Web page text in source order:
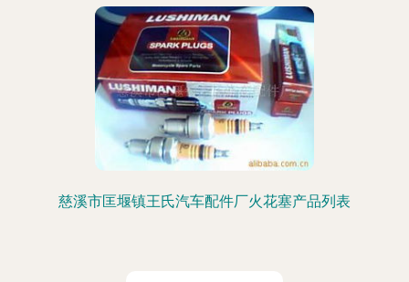
慈溪市匡堰镇王氏汽车配件厂火花塞产品列表